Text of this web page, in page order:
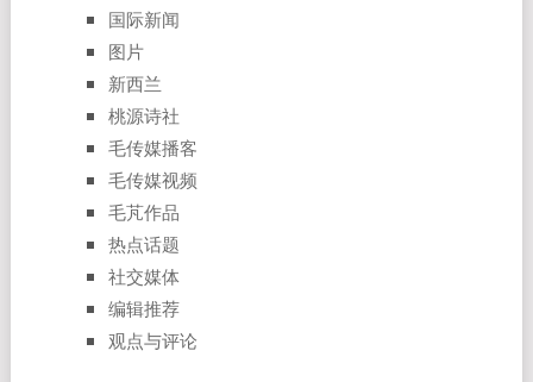
国际新闻
图片
新西兰
桃源诗社
毛传媒播客
毛传媒视频
毛芃作品
热点话题
社交媒体
编辑推荐
观点与评论